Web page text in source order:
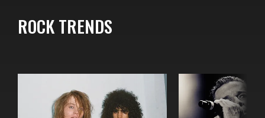
ROCK TRENDS